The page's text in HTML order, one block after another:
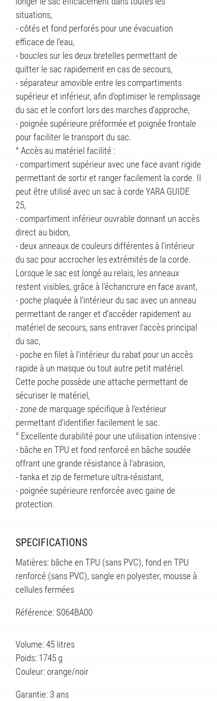
situations,
- côtés et fond perforés pour une évacuation
efficace de l'eau,
- boucles sur les deux bretelles permettant de
quitter le sac rapidement en cas de secours,
- séparateur amovible entre les compartiments
supérieur et inférieur, afin d'optimiser le remplissage
du sac et le confort lors des marches d'approche,
- poignée supérieure préformée et poignée frontale
pour faciliter le transport du sac.
° Accès au matériel facilité :
- compartiment supérieur avec une face avant rigide
permettant de sortir et ranger facilement la corde. Il
peut être utilisé avec un sac à corde YARA GUIDE
25,
- compartiment inférieur ouvrable donnant un accès
direct au bidon,
- deux anneaux de couleurs différentes à l'intérieur
du sac pour accrocher les extrémités de la corde.
Lorsque le sac est longé au relais, les anneaux
restent visibles, grâce à l'échancrure en face avant,
- poche plaquée à l'intérieur du sac avec un anneau
permettant de ranger et d’accéder rapidement au
matériel de secours, sans entraver l'accès principal
du sac,
- poche en filet à l'intérieur du rabat pour un accès
rapide à un masque ou tout autre petit matériel.
Cette poche possède une attache permettant de
sécuriser le matériel,
- zone de marquage spécifique à l’extérieur
permettant d'identifier facilement le sac.
° Excellente durabilité pour une utilisation intensive :
- bâche en TPU et fond renforcé en bâche soudée
offrant une grande résistance à l'abrasion,
- tanka et zip de fermeture ultra-résistant,
- poignée supérieure renforcée avec gaine de
protection.
SPECIFICATIONS
Matières: bâche en TPU (sans PVC), fond en TPU
renforcé (sans PVC), sangle en polyester, mousse à
cellules fermées
Référence: S064BA00
Volume: 45 litres
Poids: 1745 g
Couleur: orange/noir
Garantie: 3 ans